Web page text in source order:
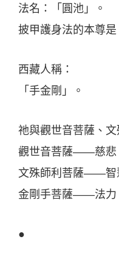
法名：「圓池」。
披甲護身法的本尊是
西藏人稱：
「手金剛」。
祂與觀世音菩薩、
觀世音菩薩——慈悲
文殊師利菩薩——智
金剛手菩薩——法力
●